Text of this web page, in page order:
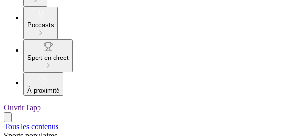
Podcasts
Sport en direct
À proximité
Ouvrir l'app
Tous les contenus